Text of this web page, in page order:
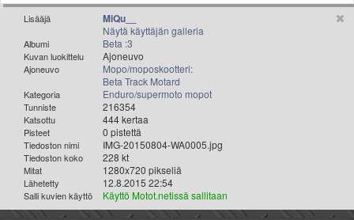
Valitse paikkakunta
Helsingin sää
Tampereen sää
Turun sää
Kuopion sää
Rovaniemen sää
MUUT
VIP-jäsenyys
Paidat ja vaatteet
Suunnittele oma paita
Mainostus
Lisääjä MiQu__
Näytä käyttäjän galleria
Albumi Beta :3
Kuvan luokittelu Ajoneuvo
Ajoneuvo
Mopo/moposkootteri:
Beta Track Motard
Kategoria Enduro/supermoto mopot
Tunniste 216354
Katsottu 444 kertaa
Pisteet 0 pistettä
Tiedoston nimi IMG-20150804-WA0005.jpg
Tiedoston koko 228 kt
Mitat 1280x720 pikseliä
Lähetetty 12.8.2015 22:54
Salli kuvien käyttö Käyttö Motot.netissä sallitaan